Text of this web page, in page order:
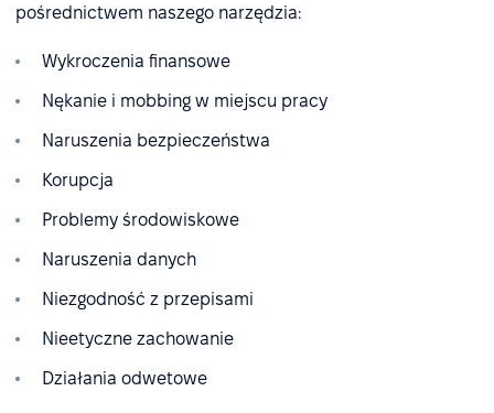
pośrednictwem naszego narzędzia:
Wykroczenia finansowe
Nękanie i mobbing w miejscu pracy
Naruszenia bezpieczeństwa
Korupcja
Problemy środowiskowe
Naruszenia danych
Niezgodność z przepisami
Nieetyczne zachowanie
Działania odwetowe